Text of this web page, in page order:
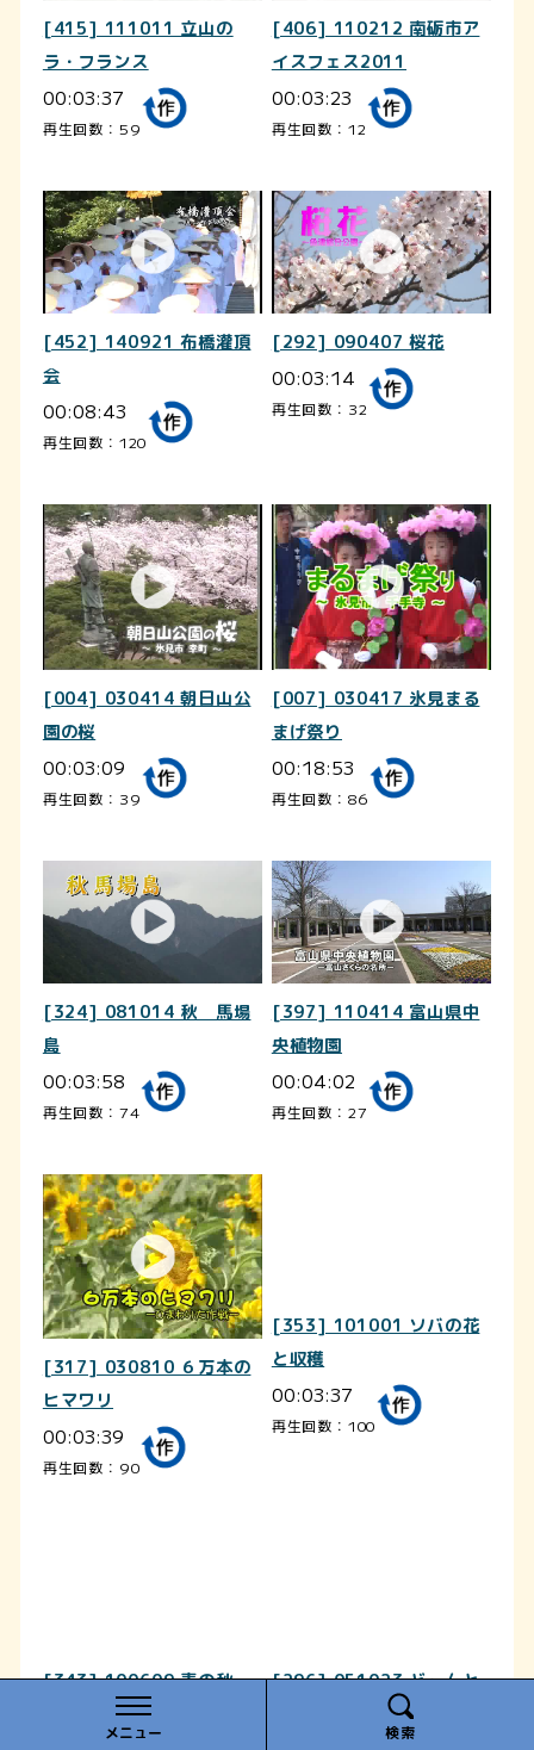
メニュー 検索
[415] 111011 立山の
ラ・フランス
00:03:37
再生回数：59
[406] 110212 南砺市ア
イスフェス2011
00:03:23
再生回数：12
[452] 140921 布橋灌頂
会
00:08:43
再生回数：120
[292] 090407 桜花
00:03:14
再生回数：32
[004] 030414 朝日山公
園の桜
00:03:09
再生回数：39
[007] 030417 氷見まる
まげ祭り
00:18:53
再生回数：86
[324] 081014 秋 馬場
島
00:03:58
再生回数：74
[397] 110414 富山県中
央植物園
00:04:02
再生回数：27
[317] 030810 ６万本の
ヒマワリ
00:03:39
再生回数：90
[353] 101001 ソバの花
と収穫
00:03:37
再生回数：100
[343] 100609 麦の秋
00:03:25
[296] 051023 ど～んと